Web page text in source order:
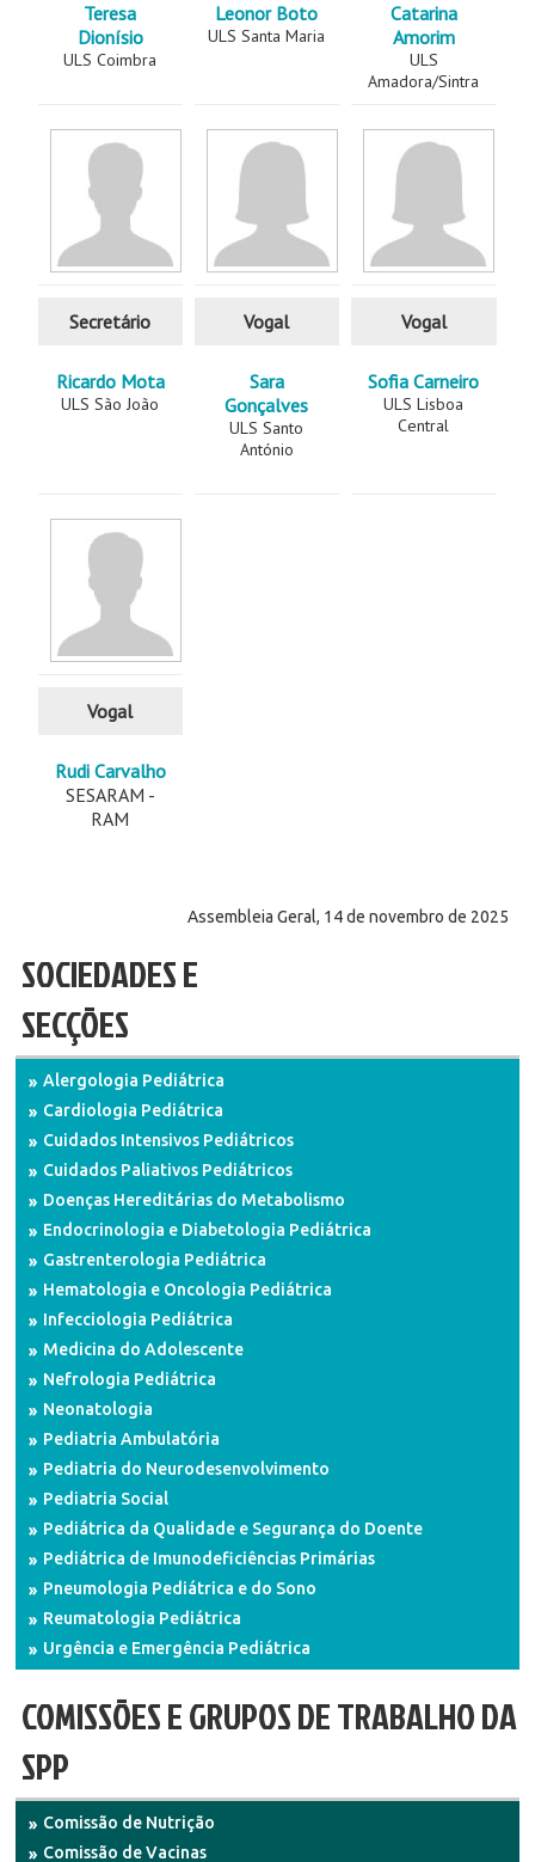
Teresa
Dionísio
ULS Coimbra
Leonor Boto
ULS Santa Maria
Catarina
Amorim
ULS
Amadora/Sintra
Secretário Vogal Vogal
Ricardo Mota
ULS São João
Sara
Gonçalves
ULS Santo
António
Sofia Carneiro
ULS Lisboa
Central
Vogal
Rudi Carvalho
SESARAM -
RAM
Assembleia Geral, 14 de novembro de 2025
SOCIEDADES E
SECÇÕES
Alergologia Pediátrica
Cardiologia Pediátrica
Cuidados Intensivos Pediátricos
Cuidados Paliativos Pediátricos
Doenças Hereditárias do Metabolismo
Endocrinologia e Diabetologia Pediátrica
Gastrenterologia Pediátrica
Hematologia e Oncologia Pediátrica
Infecciologia Pediátrica
Medicina do Adolescente
Nefrologia Pediátrica
Neonatologia
Pediatria Ambulatória
Pediatria do Neurodesenvolvimento
Pediatria Social
Pediátrica da Qualidade e Segurança do Doente
Pediátrica de Imunodeficiências Primárias
Pneumologia Pediátrica e do Sono
Reumatologia Pediátrica
Urgência e Emergência Pediátrica
COMISSÕES E GRUPOS DE TRABALHO DA
SPP
Comissão de Nutrição
Comissão de Vacinas